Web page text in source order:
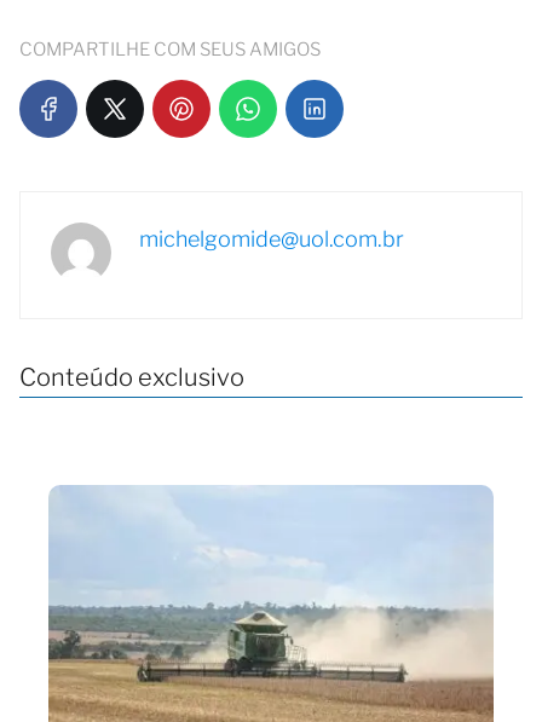
COMPARTILHE COM SEUS AMIGOS
michelgomide@uol.com.br
Conteúdo exclusivo